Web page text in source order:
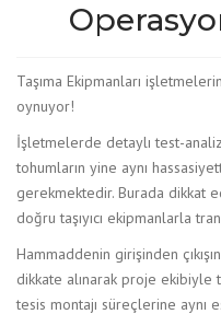
Taşıma Ekipmanları
oynuyor!
İşletmelerde detaylı test-
tohumların yine aynı
gerekmektedir. Burada dikkat
doğru taşıyıcı ekipmanlarla
Hammaddenin girişinden
dikkate alınarak proje ekibiyle
tesis montajı süreçlerine aynı